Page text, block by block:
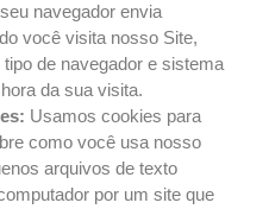
navegador envia
você visita nosso Site,
de navegador e sistema
da sua visita.
Usamos cookies para
como você usa nosso
arquivos de texto
por um site que